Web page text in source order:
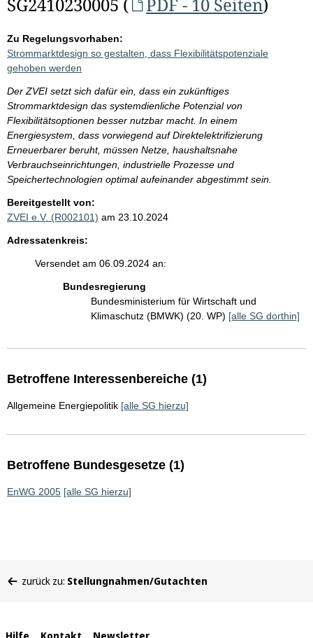
Zu Regelungsvorhaben:
Strommarktdesign so gestalten, dass Flexibilitätspotenziale
gehoben werden
Der ZVEI setzt sich dafür ein, dass ein zukünftiges
Strommarktdesign das systemdienliche Potenzial von
Flexibilitätsoptionen besser nutzbar macht. In einem
Energiesystem, dass vorwiegend auf Direktelektrifizierung
Erneuerbarer beruht, müssen Netze, haushaltsnahe
Verbrauchseinrichtungen, industrielle Prozesse und
Speichertechnologien optimal aufeinander abgestimmt sein.
Bereitgestellt von:
ZVEI e.V. (R002101) am 23.10.2024
Adressatenkreis:
Versendet am 06.09.2024 an:
Bundesregierung
Bundesministerium für Wirtschaft und
Klimaschutz (BMWK) (20. WP) [alle SG dorthin]
Betroffene Interessenbereiche (1)
Allgemeine Energiepolitik [alle SG hierzu]
Betroffene Bundesgesetze (1)
EnWG 2005 [alle SG hierzu]
befinden
zurück zu: Stellungnahmen/Gutachten